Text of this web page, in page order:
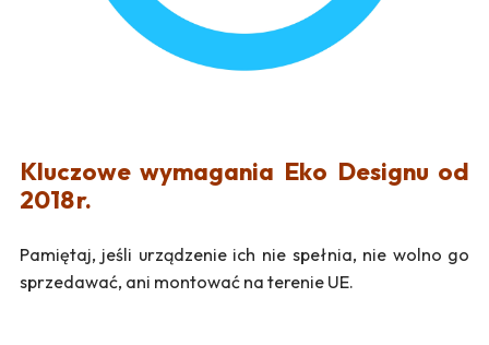
Kluczowe wymagania Eko Designu od
2018 r.
Pamiętaj, jeśli urządzenie ich nie spełnia, nie wolno go
sprzedawać, ani montować na terenie UE.